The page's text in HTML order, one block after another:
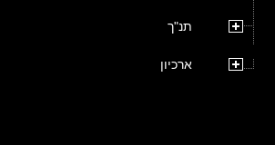
תנ"ך
ארכיון